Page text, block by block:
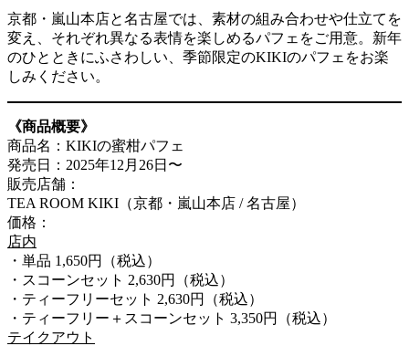
京都・嵐山本店と名古屋では、素材の組み合わせや仕立てを
変え、それぞれ異なる表情を楽しめるパフェをご用意。新年
のひとときにふさわしい、季節限定のKIKIのパフェをお楽
しみください。
《商品概要》
商品名：KIKIの蜜柑パフェ
発売日：2025年12月26日〜
販売店舗：
TEA ROOM KIKI（京都・嵐山本店 / 名古屋）
価格：
店内
・単品 1,650円（税込）
・スコーンセット 2,630円（税込）
・ティーフリーセット 2,630円（税込）
・ティーフリー＋スコーンセット 3,350円（税込）
テイクアウト